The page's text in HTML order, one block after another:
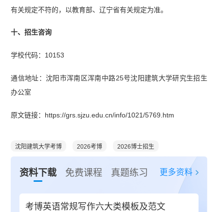
有关规定不符的，以教育部、辽宁省有关规定为准。
十、招生咨询
学校代码：10153
通信地址：沈阳市浑南区浑南中路25号沈阳建筑大学研究生招生
办公室
原文链接：https://grs.sjzu.edu.cn/info/1021/5769.htm
沈阳建筑大学考博 2026考博 2026博士招生
资料下载 免费课程 真题练习 更多资料
考博英语常规写作六大类模板及范文